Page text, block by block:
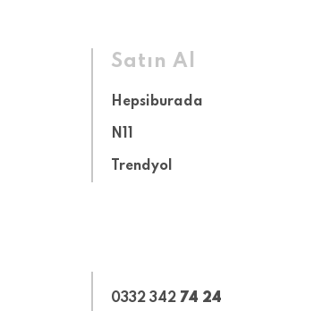
Satın Al
Hepsiburada
N11
Trendyol
0332 342 74 24